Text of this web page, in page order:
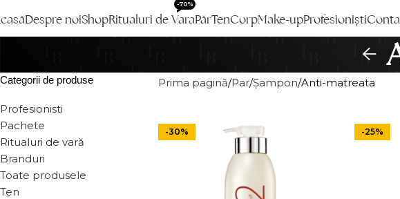
Despre noiShopRitualuri de Vara
-70%
PărTenCorpMake-upProfesioniști
Categorii de produse
Profesionisti
Pachete
Ritualuri de vară
Branduri
Toate produsele
Ten
Prima pagină Par Șampon Anti-matreata
-30% -25%